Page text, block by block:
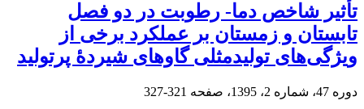
تأثیر شاخص دما- رطوبت در دو فصل
تابستان و زمستان بر عملکرد برخی از
ویژگی‌های تولیدمثلی گاوهای شیردۀ پرتولید
دوره 47، شماره 2، 1395، صفحه 321-327